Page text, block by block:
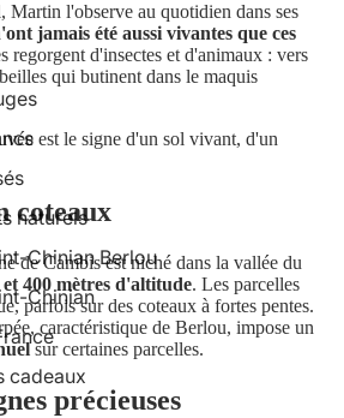
naturels
Chinian Berlou
Chinian
cadeaux
Martin l'observe au quotidien dans ses
jamais été aussi vivantes que ces
regorgent d'insectes et d'animaux : vers
qui butinent dans le maquis
est le signe d'un sol vivant, d'un
coteaux
de Cambis est niché dans la vallée du
et 400 mètres d'altitude. Les parcelles
parfois sur des coteaux à fortes pentes.
caractéristique de Berlou, impose un
sur certaines parcelles.
précieuses